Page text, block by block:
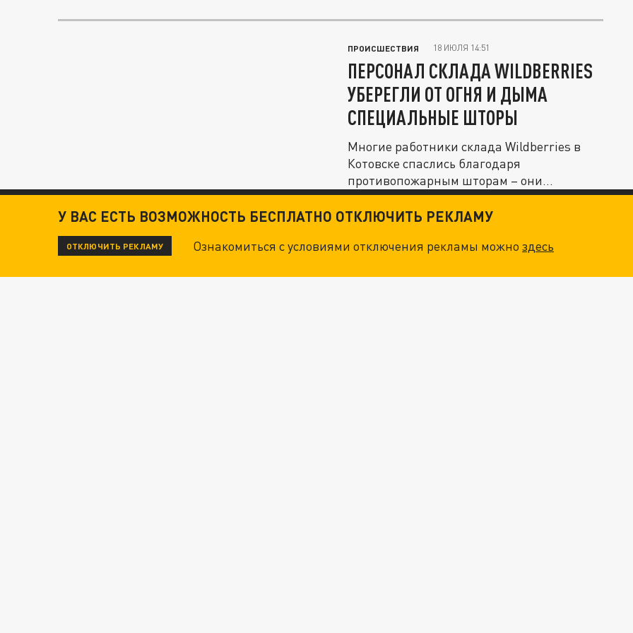
ПРОИСШЕСТВИЯ 18 ИЮЛЯ 14:51
ПЕРСОНАЛ СКЛАДА WILDBERRIES
УБЕРЕГЛИ ОТ ОГНЯ И ДЫМА
СПЕЦИАЛЬНЫЕ ШТОРЫ
Многие работники склада Wildberries в
Котовске спаслись благодаря
противопожарным шторам – они
остановили...
У ВАС ЕСТЬ ВОЗМОЖНОСТЬ БЕСПЛАТНО ОТКЛЮЧИТЬ РЕКЛАМУ
ОТКЛЮЧИТЬ РЕКЛАМУ Ознакомиться с условиями отключения рекламы можноздесь